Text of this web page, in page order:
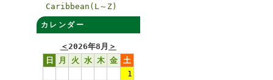
Caribbean(L～Z)
カレンダー
＜2026年8月 ＞
日
月 火 水 木 金 土
1